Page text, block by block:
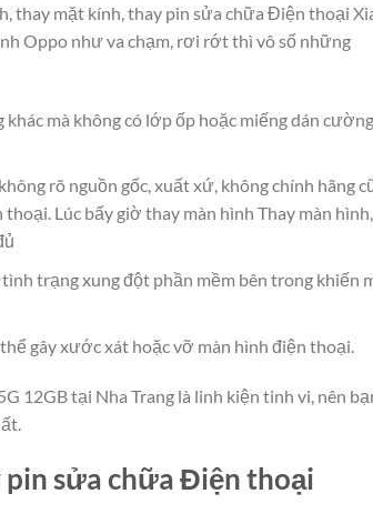
thay mặt kính, thay pin sửa chữa Điện thoại
Oppo như va chạm, rơi rớt thì vô số những
mà không có lớp ốp hoặc miếng dán
rõ nguồn gốc, xuất xứ, không chính hãng
Lúc bấy giờ thay màn hình Thay màn hình,
trạng xung đột phần mềm bên trong khiến
gây xước xát hoặc vỡ màn hình điện thoại.
12GB tại Nha Trang là linh kiện tinh vi, nên
pin sửa chữa Điện thoại